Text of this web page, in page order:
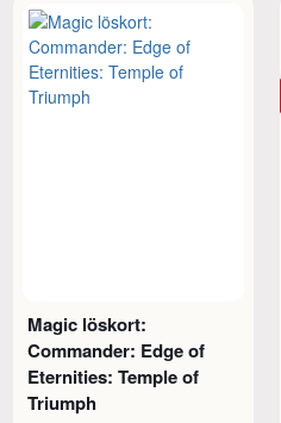
Magic löskort:
Commander: Edge of
Eternities: Temple of
Triumph